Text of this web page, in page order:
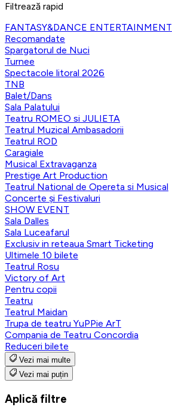
Filtrează rapid
FANTASY&DANCE ENTERTAINMENT
Recomandate
Spargatorul de Nuci
Turnee
Spectacole litoral 2026
TNB
Balet/Dans
Sala Palatului
Teatru ROMEO si JULIETA
Teatrul Muzical Ambasadorii
Teatrul ROD
Caragiale
Musical Extravaganza
Prestige Art Production
Teatrul National de Opereta si Musical
Concerte și Festivaluri
SHOW EVENT
Sala Dalles
Sala Luceafarul
Exclusiv in reteaua Smart Ticketing
Ultimele 10 bilete
Teatrul Rosu
Victory of Art
Pentru copii
Teatru
Teatrul Maidan
Trupa de teatru YuPPie ArT
Compania de Teatru Concordia
Reduceri bilete
Vezi mai multe
Vezi mai puțin
Aplică filtre